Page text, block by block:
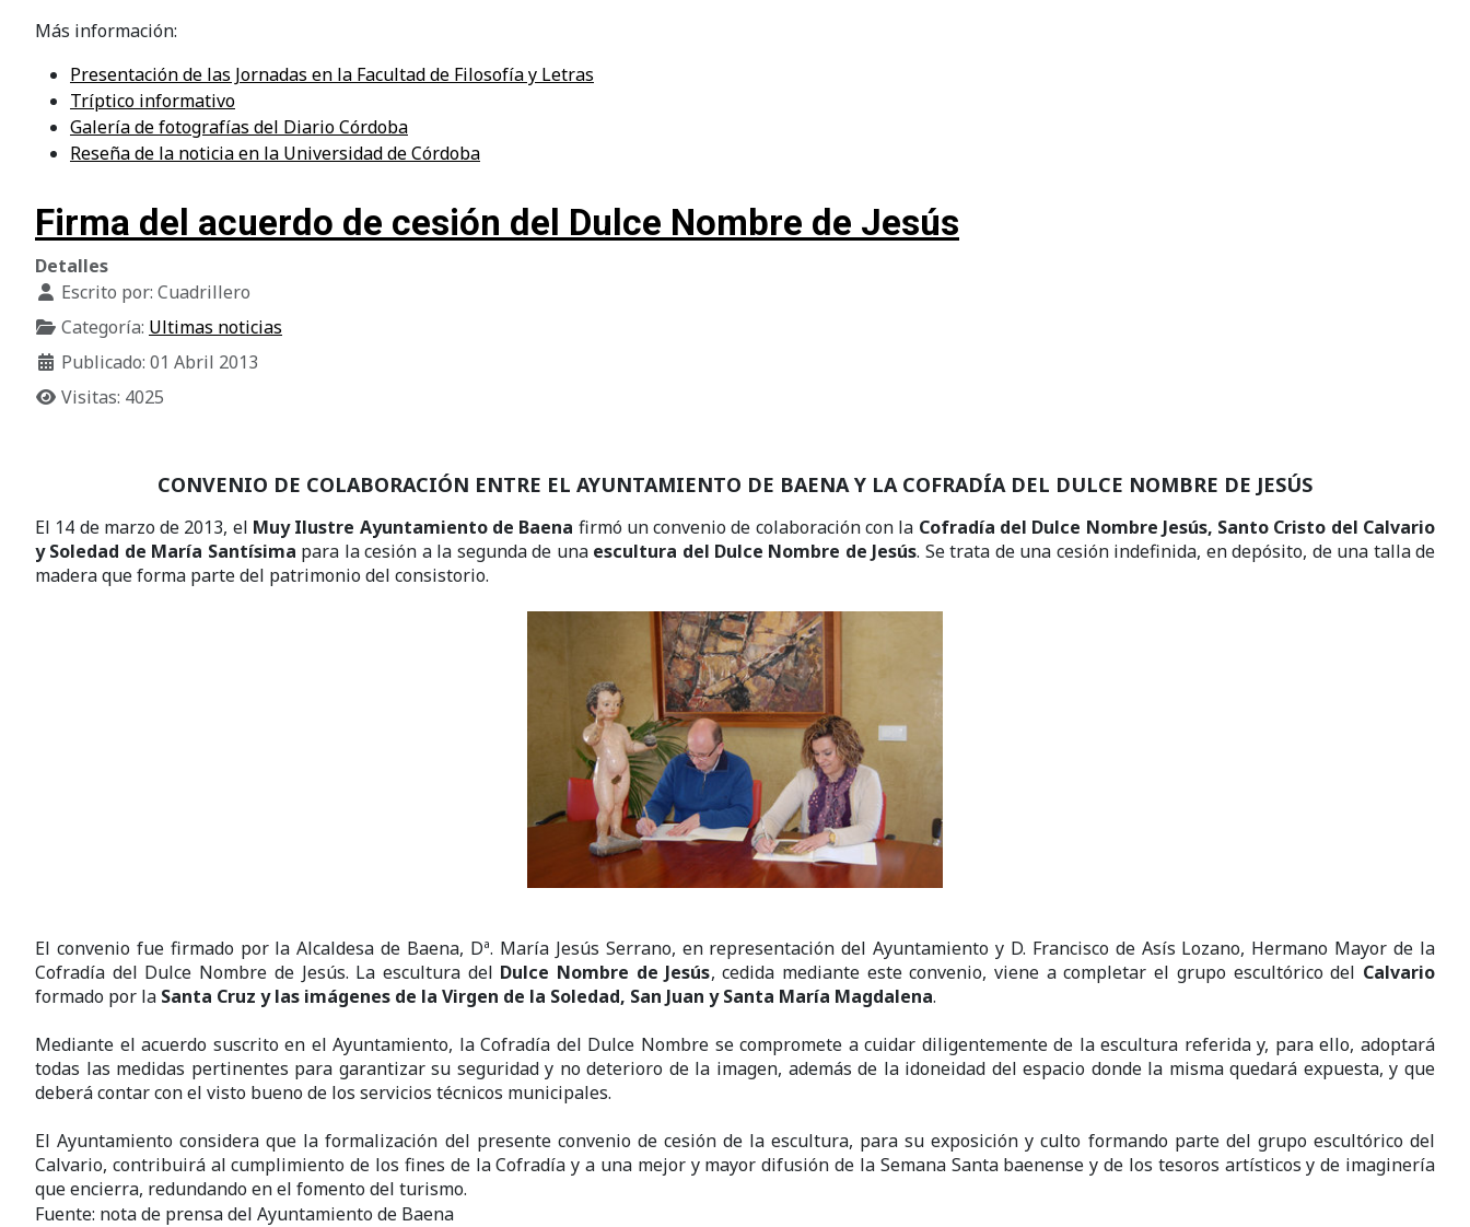
Más información:
Presentación de las Jornadas en la Facultad de Filosofía y Letras
Tríptico informativo
Galería de fotografías del Diario Córdoba
Reseña de la noticia en la Universidad de Córdoba
Firma del acuerdo de cesión del Dulce Nombre de Jesús
Detalles
Escrito por: Cuadrillero
Categoría: Ultimas noticias
Publicado: 01 Abril 2013
Visitas: 4025
CONVENIO DE COLABORACIÓN ENTRE EL AYUNTAMIENTO DE BAENA Y LA COFRADÍA DEL DULCE NOMBRE DE JESÚS
El 14 de marzo de 2013, el Muy Ilustre Ayuntamiento de Baena firmó un convenio de colaboración con la Cofradía del Dulce Nombre Jesús, Santo Cristo del Calvario
y Soledad de María Santísima para la cesión a la segunda de una escultura del Dulce Nombre de Jesús. Se trata de una cesión indefinida, en depósito, de una talla de
madera que forma parte del patrimonio del consistorio.
El convenio fue firmado por la Alcaldesa de Baena, Dª. María Jesús Serrano, en representación del Ayuntamiento y D. Francisco de Asís Lozano, Hermano Mayor de la
Cofradía del Dulce Nombre de Jesús. La escultura del Dulce Nombre de Jesús, cedida mediante este convenio, viene a completar el grupo escultórico del Calvario
formado por la Santa Cruz y las imágenes de la Virgen de la Soledad, San Juan y Santa María Magdalena.
Mediante el acuerdo suscrito en el Ayuntamiento, la Cofradía del Dulce Nombre se compromete a cuidar diligentemente de la escultura referida y, para ello, adoptará
todas las medidas pertinentes para garantizar su seguridad y no deterioro de la imagen, además de la idoneidad del espacio donde la misma quedará expuesta, y que
deberá contar con el visto bueno de los servicios técnicos municipales.
El Ayuntamiento considera que la formalización del presente convenio de cesión de la escultura, para su exposición y culto formando parte del grupo escultórico del
Calvario, contribuirá al cumplimiento de los fines de la Cofradía y a una mejor y mayor difusión de la Semana Santa baenense y de los tesoros artísticos y de imaginería
que encierra, redundando en el fomento del turismo.
Fuente: nota de prensa del Ayuntamiento de Baena